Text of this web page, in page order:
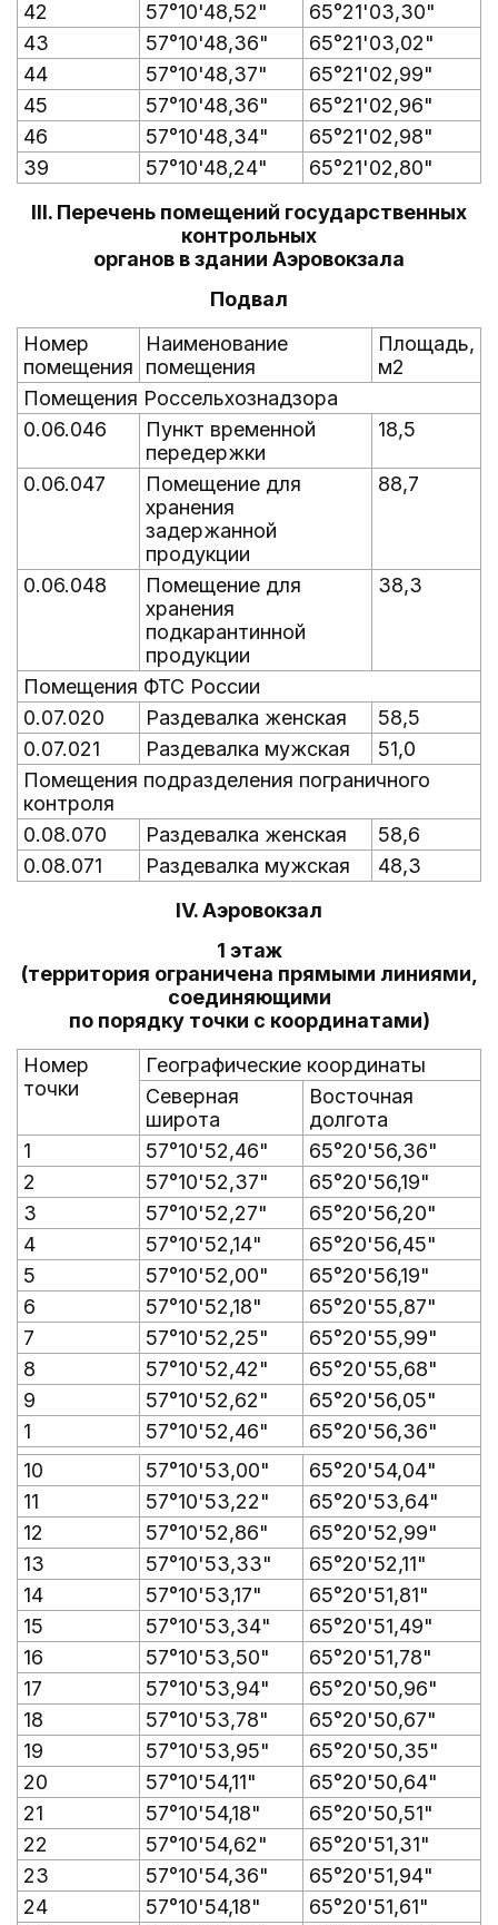
42 57°10'48,52"
65°21'03,30"
43
57°10'48,36"
65°21'03,02"
44
57°10'48,37"
65°21'02,99"
45
57°10'48,36"
65°21'02,96"
46
57°10'48,34"
65°21'02,98"
39
57°10'48,24"
65°21'02,80"
III. Перечень помещений государственных
контрольных
органов в здании Аэровокзала
Подвал
Номер
помещения
Наименование
помещения
Площадь,
м2
Помещения Россельхознадзора
0.06.046
Пункт временной
передержки
18,5
0.06.047
Помещение для
хранения
задержанной
продукции
88,7
0.06.048
Помещение для
хранения
подкарантинной
продукции
38,3
Помещения ФТС России
0.07.020
Раздевалка женская
58,5
0.07.021
Раздевалка мужская
51,0
Помещения подразделения пограничного
контроля
0.08.070
Раздевалка женская
58,6
0.08.071
Раздевалка мужская
48,3
IV. Аэровокзал
1 этаж
(территория ограничена прямыми линиями,
соединяющими
по порядку точки с координатами)
Номер
точки
Географические координаты
Северная
широта
Восточная
долгота
1
57°10'52,46"
65°20'56,36"
2
57°10'52,37"
65°20'56,19"
3
57°10'52,27"
65°20'56,20"
4
57°10'52,14"
65°20'56,45"
5
57°10'52,00"
65°20'56,19"
6
57°10'52,18"
65°20'55,87"
7
57°10'52,25"
65°20'55,99"
8
57°10'52,42"
65°20'55,68"
9
57°10'52,62"
65°20'56,05"
1
57°10'52,46"
65°20'56,36"
10
57°10'53,00"
65°20'54,04"
11
57°10'53,22"
65°20'53,64"
12
57°10'52,86"
65°20'52,99"
13
57°10'53,33"
65°20'52,11"
14
57°10'53,17"
65°20'51,81"
15
57°10'53,34"
65°20'51,49"
16
57°10'53,50"
65°20'51,78"
17
57°10'53,94"
65°20'50,96"
18
57°10'53,78"
65°20'50,67"
19
57°10'53,95"
65°20'50,35"
20
57°10'54,11"
65°20'50,64"
21
57°10'54,18"
65°20'50,51"
22
57°10'54,62"
65°20'51,31"
23
57°10'54,36"
65°20'51,94"
24
57°10'54,18"
65°20'51,61"